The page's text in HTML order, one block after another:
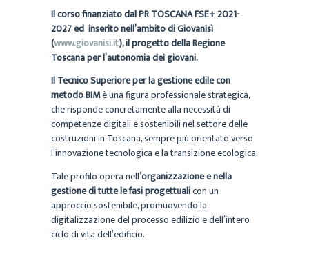
Il corso finanziato dalPR TOSCANA FSE+ 2021-
2027 ed inserito nell’ambito di Giovanisì
(www.giovanisi.it), il progetto della Regione
Toscana per l’autonomia dei giovani.
Il Tecnico Superiore per la gestione edile con
metodo BIMè una figura professionale strategica,
che risponde concretamente alla necessità di
competenze digitali e sostenibili nel settore delle
costruzioni in Toscana, sempre più orientato verso
l’innovazione tecnologica e la transizione ecologica.
Tale profilo opera nell’organizzazione e nella
gestione di tutte le fasi progettualicon un
approccio sostenibile, promuovendo la
digitalizzazione del processo edilizio e dell’intero
ciclo di vita dell’edificio.